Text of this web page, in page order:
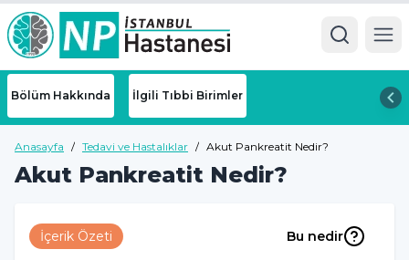
Bölüm Hakkında İlgili Tıbbi Birimler
Anasayfa / Tedavi ve Hastalıklar / Akut Pankreatit Nedir?
Akut Pankreatit Nedir?
İçerik Özeti Bu nedir